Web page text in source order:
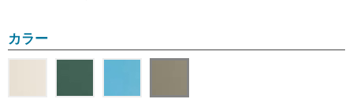
カラー